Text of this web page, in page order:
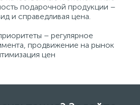
подарочной продукции –
и справедливая цена.
– регулярное
продвижение на рынок
цен